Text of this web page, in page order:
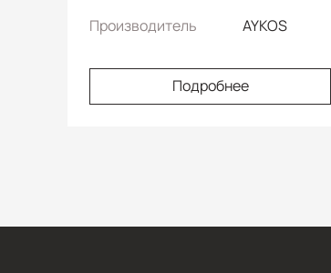
Производитель
AYKOS
Подробнее